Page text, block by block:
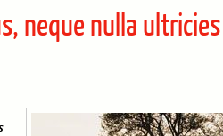
neque nulla ultricies